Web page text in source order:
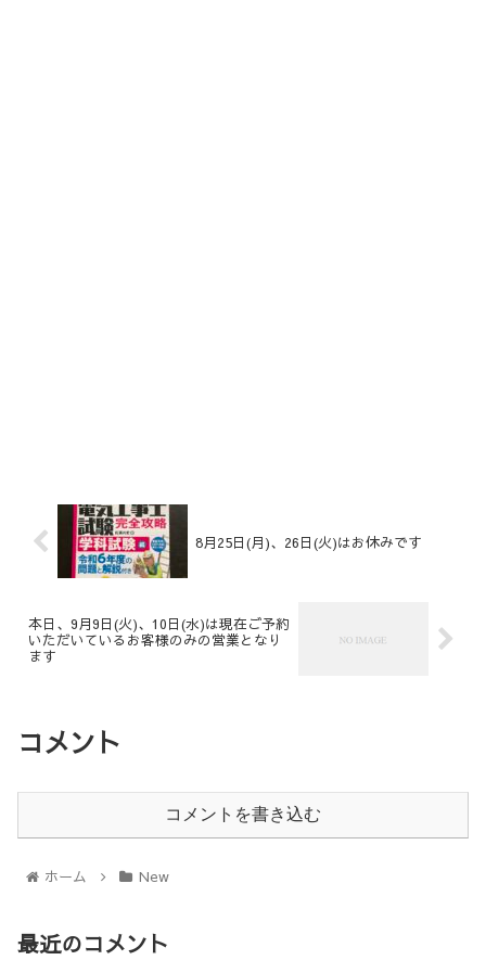
8月25日(月)、26日(火)はお休みです
本日、9月9日(火)、10日(水)は現在ご予約
いただいているお客様のみの営業となり
ます
コメント
コメントを書き込む
ホーム New
最近のコメント